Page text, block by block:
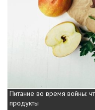
Питание во время войны:
продукты